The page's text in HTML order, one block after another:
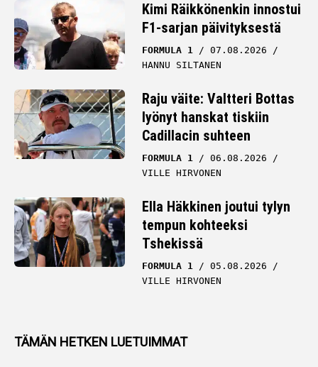
Kimi Räikkönenkin innostui
F1-sarjan päivityksestä
FORMULA 1
07.08.2026
HANNU SILTANEN
Raju väite: Valtteri Bottas
lyönyt hanskat tiskiin
Cadillacin suhteen
FORMULA 1
06.08.2026
VILLE HIRVONEN
Ella Häkkinen joutui tylyn
tempun kohteeksi
Tshekissä
FORMULA 1
05.08.2026
VILLE HIRVONEN
TÄMÄN HETKEN LUETUIMMAT